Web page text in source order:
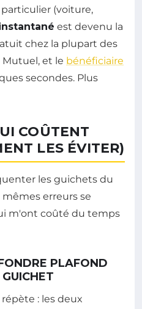
(voiture,
est devenu la
chez la plupart des
et le bénéficiaire
secondes. Plus
COÛTENT
LES ÉVITER)
les guichets du
erreurs se
m'ont coûté du temps
PLAFOND
: les deux